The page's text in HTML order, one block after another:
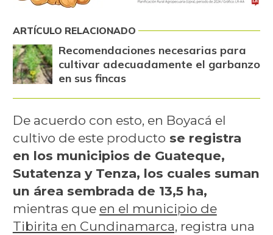
ARTÍCULO RELACIONADO
Recomendaciones necesarias para
cultivar adecuadamente el garbanzo
en sus fincas
De acuerdo con esto, en Boyacá el
cultivo de este producto se registra
en los municipios de Guateque,
Sutatenza y Tenza, los cuales suman
un área sembrada de 13,5 ha,
mientras que en el municipio de
Tibirita en Cundinamarca, registra una